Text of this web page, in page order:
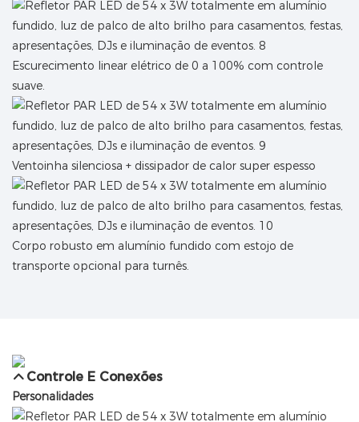
Escurecimento linear elétrico de 0 a 100% com controle
suave.
Ventoinha silenciosa + dissipador de calor super espesso
Corpo robusto em alumínio fundido com estojo de
transporte opcional para turnês.
Controle E Conexões
Personalidades